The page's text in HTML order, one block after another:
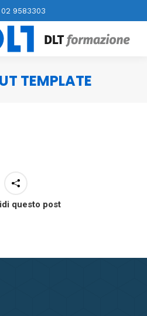
02 9583303
TEMPLATE
questo post